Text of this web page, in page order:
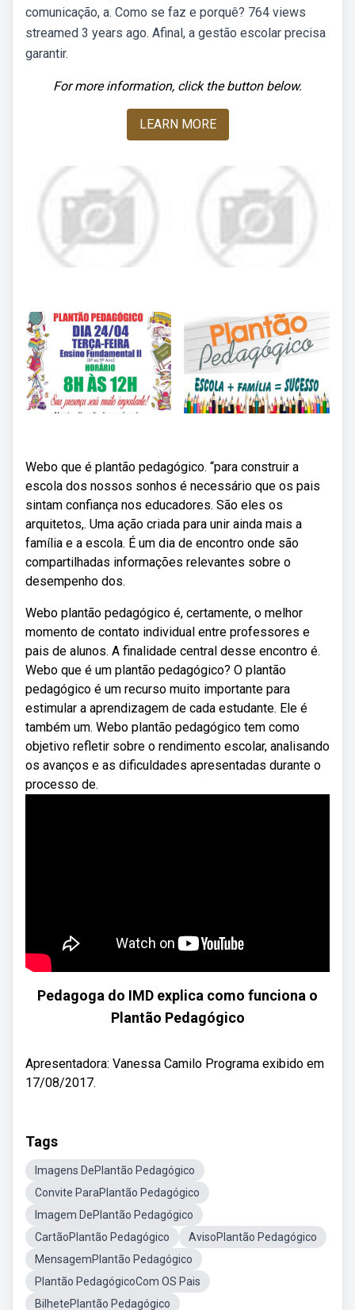
comunicação, a. Como se faz e porquê? 764 views
streamed 3 years ago. Afinal, a gestão escolar precisa
garantir.
For more information, click the button below.
LEARN MORE
Webo que é plantão pedagógico. “para construir a
escola dos nossos sonhos é necessário que os pais
sintam confiança nos educadores. São eles os
arquitetos,. Uma ação criada para unir ainda mais a
família e a escola. É um dia de encontro onde são
compartilhadas informações relevantes sobre o
desempenho dos.
Webo plantão pedagógico é, certamente, o melhor
momento de contato individual entre professores e
pais de alunos. A finalidade central desse encontro é.
Webo que é um plantão pedagógico? O plantão
pedagógico é um recurso muito importante para
estimular a aprendizagem de cada estudante. Ele é
também um. Webo plantão pedagógico tem como
objetivo refletir sobre o rendimento escolar, analisando
os avanços e as dificuldades apresentadas durante o
processo de.
Pedagoga do IMD explica como funciona o
Plantão Pedagógico
Apresentadora: Vanessa Camilo Programa exibido em
17/08/2017.
Tags
Imagens DePlantão Pedagógico
Convite ParaPlantão Pedagógico
Imagem DePlantão Pedagógico
CartãoPlantão Pedagógico
AvisoPlantão Pedagógico
MensagemPlantão Pedagógico
Plantão PedagógicoCom OS Pais
BilhetePlantão Pedagógico